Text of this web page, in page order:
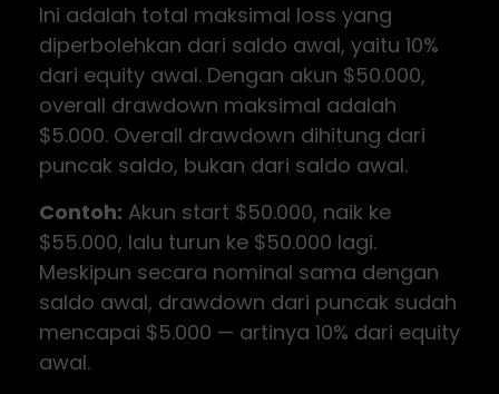
Ini adalah total maksimal loss yang
diperbolehkan dari saldo awal, yaitu 10%
dari equity awal. Dengan akun $50.000,
overall drawdown maksimal adalah
$5.000. Overall drawdown dihitung dari
puncak saldo, bukan dari saldo awal.
Contoh: Akun start $50.000, naik ke
$55.000, lalu turun ke $50.000 lagi.
Meskipun secara nominal sama dengan
saldo awal, drawdown dari puncak sudah
mencapai $5.000 — artinya 10% dari equity
awal.